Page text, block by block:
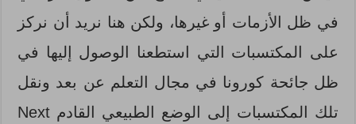
في ظل الأزمات أو غيرها، ولكن هنا نريد أن نركز
على المكتسبات التي استطعنا الوصول إليها في
ظل جائحة كورونا في مجال التعلم عن بعد ونقل
تلك المكتسبات إلى الوضع الطبيعي القادم Next